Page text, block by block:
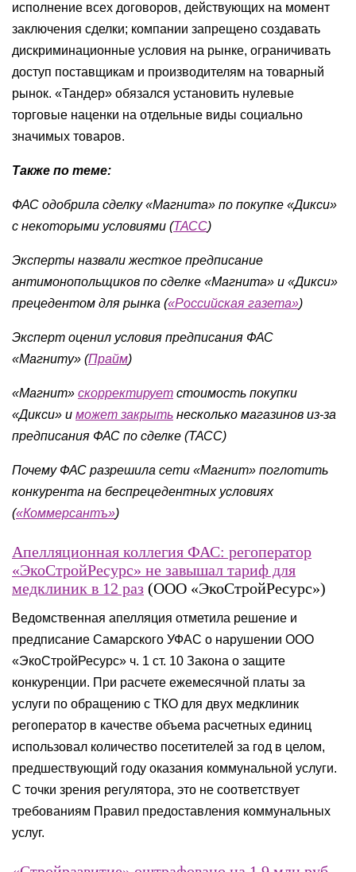
исполнение всех договоров, действующих на момент
заключения сделки; компании запрещено создавать
дискриминационные условия на рынке, ограничивать
доступ поставщикам и производителям на товарный
рынок. «Тандер» обязался установить нулевые
торговые наценки на отдельные виды социально
значимых товаров.
Также по теме:
ФАС одобрила сделку «Магнита» по покупке «Дикси»
с некоторыми условиями (ТАСС)
Эксперты назвали жесткое предписание
антимонопольщиков по сделке «Магнита» и «Дикси»
прецедентом для рынка («Российская газета»)
Эксперт оценил условия предписания ФАС
«Магниту» (Прайм)
«Магнит» скорректирует стоимость покупки
«Дикси» и может закрыть несколько магазинов из-за
предписания ФАС по сделке (ТАСС)
Почему ФАС разрешила сети «Магнит» поглотить
конкурента на беспрецедентных условиях
(«Коммерсантъ»)
Апелляционная коллегия ФАС: регоператор
«ЭкоСтройРесурс» не завышал тариф для
медклиник в 12 раз (ООО «ЭкоСтройРесурс»)
Ведомственная апелляция отметила решение и
предписание Самарского УФАС о нарушении ООО
«ЭкоСтройРесурс» ч. 1 ст. 10 Закона о защите
конкуренции. При расчете ежемесячной платы за
услуги по обращению с ТКО для двух медклиник
регоператор в качестве объема расчетных единиц
использовал количество посетителей за год в целом,
предшествующий году оказания коммунальной услуги.
С точки зрения регулятора, это не соответствует
требованиям Правил предоставления коммунальных
услуг.